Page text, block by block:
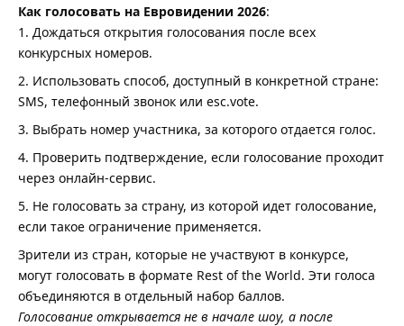
Как голосовать на Евровидении 2026:
Дождаться открытия голосования после всех
конкурсных номеров.
Использовать способ, доступный в конкретной стране:
SMS, телефонный звонок или esc.vote.
Выбрать номер участника, за которого отдается голос.
Проверить подтверждение, если голосование проходит
через онлайн-сервис.
Не голосовать за страну, из которой идет голосование,
если такое ограничение применяется.
Зрители из стран, которые не участвуют в конкурсе,
могут голосовать в формате Rest of the World. Эти голоса
объединяются в отдельный набор баллов.
Голосование открывается не в начале шоу, а после